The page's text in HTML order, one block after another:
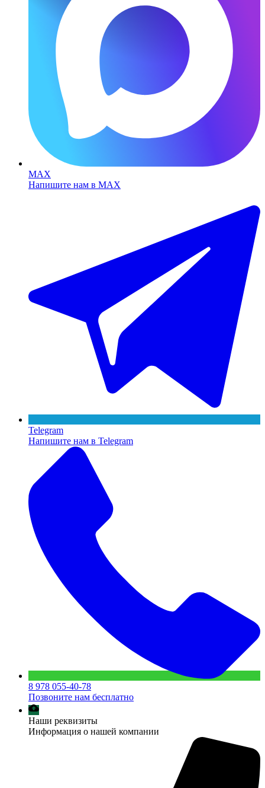
MAX
Напишите нам в MAX
Telegram
Напишите нам в Telegram
8 978 055-40-78
Позвоните нам бесплатно
Наши реквизиты
Информация о нашей компании